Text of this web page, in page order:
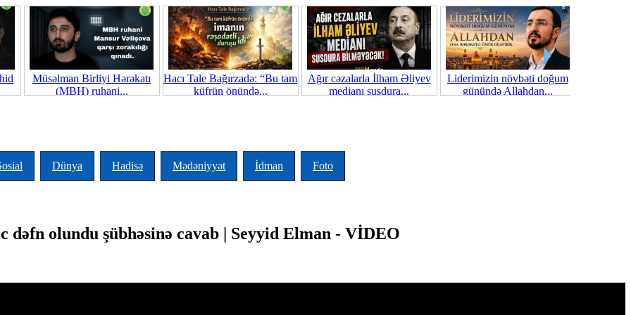
Müsəlman Birliyi Hərəkatı
(MBH) ruhani...
Hacı Tale Bağırzadə: “Bu tam
küfrün önündə...
Ağır cəzalarla İlham Əliyev
medianı susdura...
Liderimizin növbəti doğum
günündə Allahdan...
Dünya Hadisə Mədəniyyət İdman Foto
dəfn olundu şübhəsinə cavab | Seyyid Elman - VİDEO